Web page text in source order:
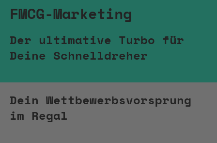
FMCG-Marketing
Der ultimative Turbo für
Deine Schnelldreher
Dein Wettbewerbsvorsprung
im Regal